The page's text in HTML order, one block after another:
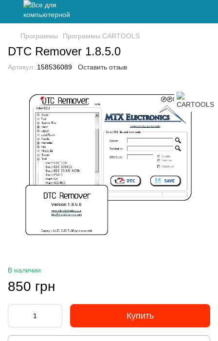
Программы Программы CARTOOLS
DTC Remover 1.8.5.0
Артикул: 158536089 Оставить отзыв
В наличии
850 грн
Купить